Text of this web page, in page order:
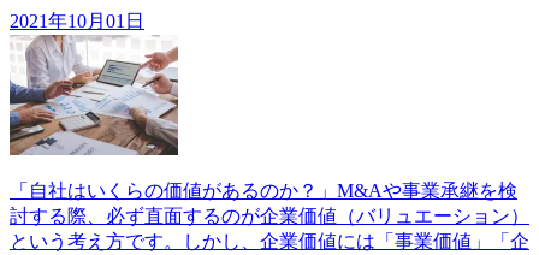
2021年10月01日
「自社はいくらの価値があるのか？」M&Aや事業承継を検
討する際、必ず直面するのが企業価値（バリュエーション）
という考え方です。しかし、企業価値には「事業価値」「企